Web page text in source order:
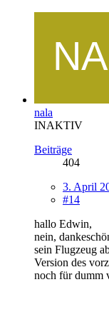
nala
INAKTIV
Beiträge
404
3. April
#14
hallo Edwin,
nein,
sein Flugzeug
Version des
noch für dumm